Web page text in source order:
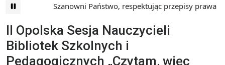
Szanowni Państwo, respektując przepisy prawa i
II Opolska Sesja Nauczycieli
Bibliotek Szkolnych i
Pedagogicznych „Czytam, więc